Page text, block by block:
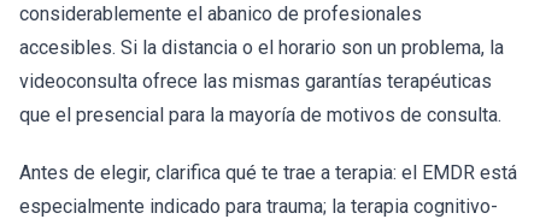
considerablemente el abanico de profesionales
accesibles. Si la distancia o el horario son un problema, la
videoconsulta ofrece las mismas garantías terapéuticas
que el presencial para la mayoría de motivos de consulta.
Antes de elegir, clarifica qué te trae a terapia: el EMDR está
especialmente indicado para trauma; la terapia cognitivo-